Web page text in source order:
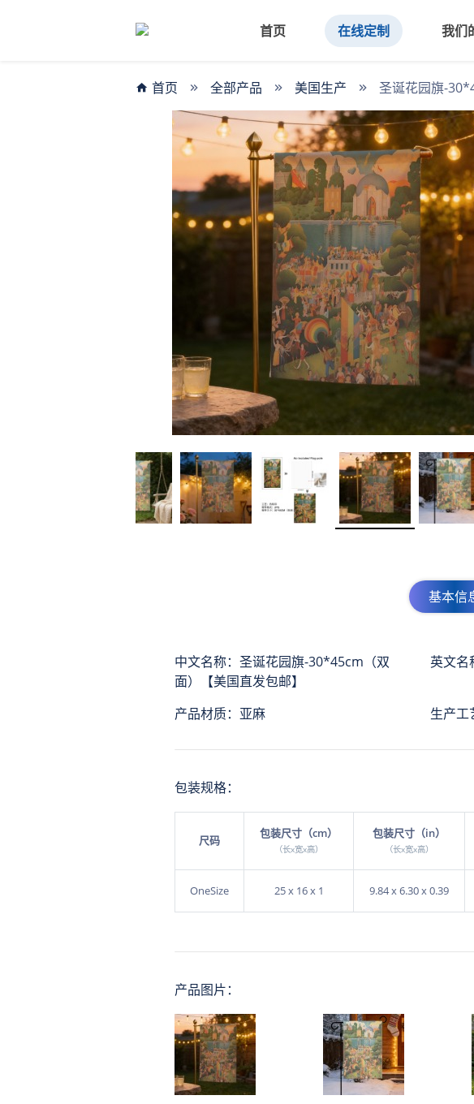
首页 在线定制 我们
首页 全部产品 美国生产 圣诞花园旗-
基本信
中文名称：圣诞花园旗-30*45cm（双
面）【美国直发包邮】
英文
产品材质：亚麻 生产工
包装规格：
尺码 包装尺寸（cm）
（长x宽x高）
包装尺寸（in）
（长x宽x高）
OneSize 25 x 16 x 1 9.84 x 6.30 x 0.39
产品图片：